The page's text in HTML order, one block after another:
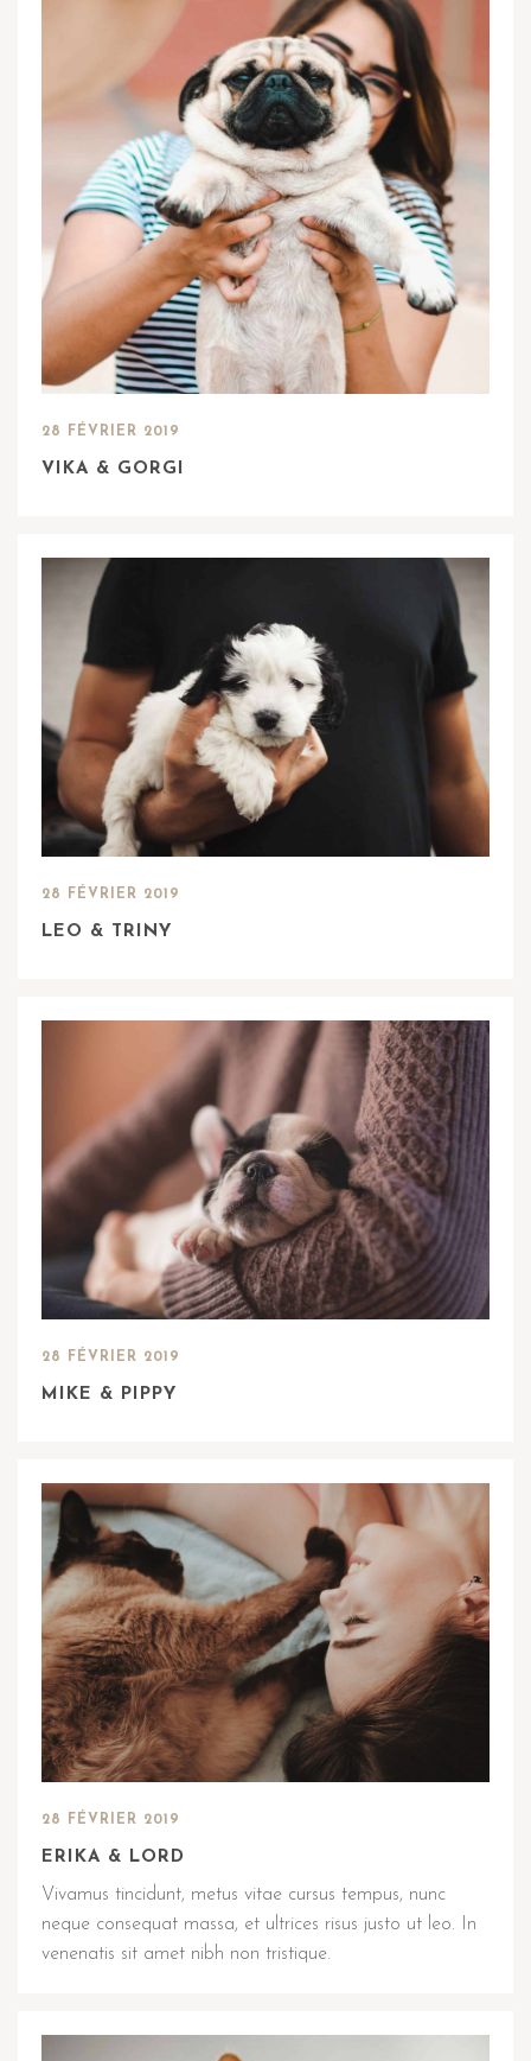
28 FÉVRIER 2019
VIKA & GORGI
28 FÉVRIER 2019
LEO & TRINY
28 FÉVRIER 2019
MIKE & PIPPY
28 FÉVRIER 2019
ERIKA & LORD
Vivamus tincidunt, metus vitae cursus tempus, nunc
neque consequat massa, et ultrices risus justo ut leo. In
venenatis sit amet nibh non tristique.